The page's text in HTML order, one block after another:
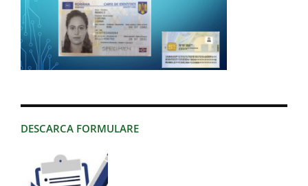
DESCARCA FORMULARE